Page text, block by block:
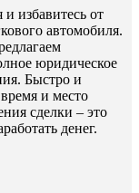
избавитесь от
автомобиля.
юридическое
Быстро и
и место
сделки – это
денег.